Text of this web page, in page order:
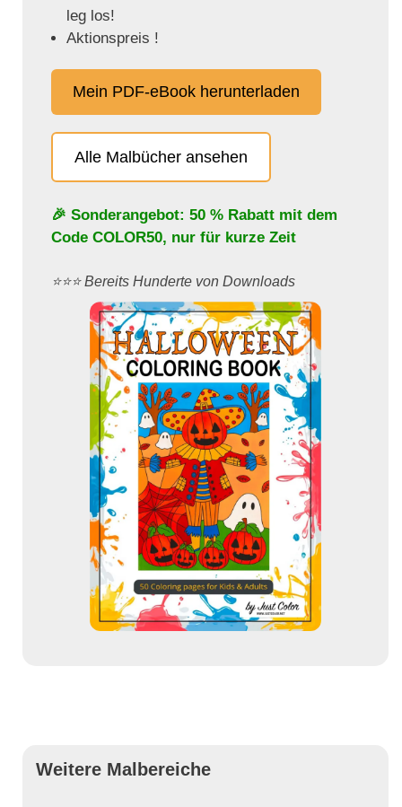
leg los!
Aktionspreis !
Mein PDF-eBook herunterladen
Alle Malbücher ansehen
🎉 Sonderangebot: 50 % Rabatt mit dem
Code COLOR50, nur für kurze Zeit
⭐️⭐️⭐️ Bereits Hunderte von Downloads
Weitere Malbereiche